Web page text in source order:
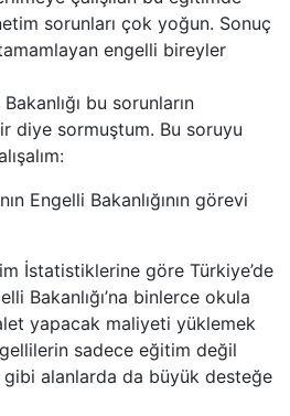
sorunları çok yoğun. Sonuç
engelli bireyler
bu sorunların
diye sormuştum. Bu soruyu
Engelli Bakanlığının görevi
İstatistiklerine göre Türkiye’de
Bakanlığı’na binlerce okula
yapacak maliyeti yüklemek
sadece eğitim değil
gibi alanlarda da büyük desteğe